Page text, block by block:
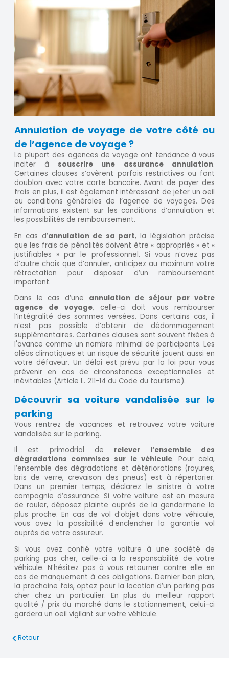
Annulation de voyage de votre côté ou
de l’agence de voyage ?
La plupart des agences de voyage ont tendance à vous
inciter à souscrire une assurance annulation.
Certaines clauses s’avèrent parfois restrictives ou font
doublon avec votre carte bancaire. Avant de payer des
frais en plus, il est également intéressant de jeter un oeil
au conditions générales de l’agence de voyages. Des
informations existent sur les conditions d’annulation et
les possibilités de remboursement.
En cas d’annulation de sa part, la législation précise
que les frais de pénalités doivent être « appropriés » et «
justifiables » par le professionnel. Si vous n’avez pas
d’autre choix que d’annuler, anticipez au maximum votre
rétractation pour disposer d’un remboursement
important.
Dans le cas d’une annulation de séjour par votre
agence de voyage, celle-ci doit vous rembourser
l’intégralité des sommes versées. Dans certains cas, il
n’est pas possible d’obtenir de dédommagement
supplémentaires. Certaines clauses sont souvent fixées à
l'avance comme un nombre minimal de participants. Les
aléas climatiques et un risque de sécurité jouent aussi en
votre défaveur. Un délai est prévu par la loi pour vous
prévenir en cas de circonstances exceptionnelles et
inévitables (Article L. 211-14 du Code du tourisme).
Découvrir sa voiture vandalisée sur le
parking
Vous rentrez de vacances et retrouvez votre voiture
vandalisée sur le parking.
Il est primodrial de relever l’ensemble des
dégradations commises sur le véhicule. Pour cela,
l’ensemble des dégradations et détériorations (rayures,
bris de verre, crevaison des pneus) est à répertorier.
Dans un premier temps, déclarez le sinistre à votre
compagnie d’assurance. Si votre voiture est en mesure
de rouler, déposez plainte auprès de la gendarmerie la
plus proche. En cas de vol d’objet dans votre véhicule,
vous avez la possibilité d’enclencher la garantie vol
auprès de votre assureur.
Si vous avez confié votre voiture à une société de
parking pas cher, celle-ci a la responsabilité de votre
véhicule. N’hésitez pas à vous retourner contre elle en
cas de manquement à ces obligations. Dernier bon plan,
la prochaine fois, optez pour la location d’un parking pas
cher chez un particulier. En plus du meilleur rapport
qualité / prix du marché dans le stationnement, celui-ci
gardera un oeil vigilant sur votre véhicule.
Retour